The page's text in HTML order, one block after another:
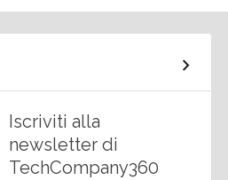
Iscriviti alla
newsletter di
TechCompany360